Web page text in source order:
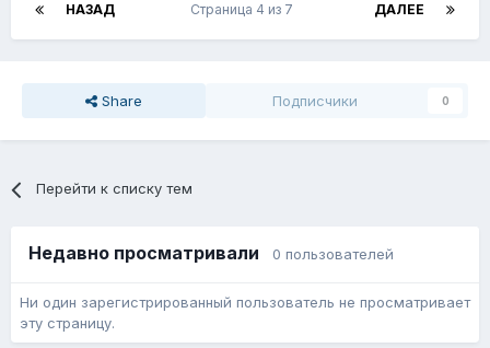
НАЗАД ДАЛЕЕ
Страница 4 из 7
Share Подписчики 0
Перейти к списку тем
Недавно просматривали 0 пользователей
Ни один зарегистрированный пользователь не просматривает
эту страницу.